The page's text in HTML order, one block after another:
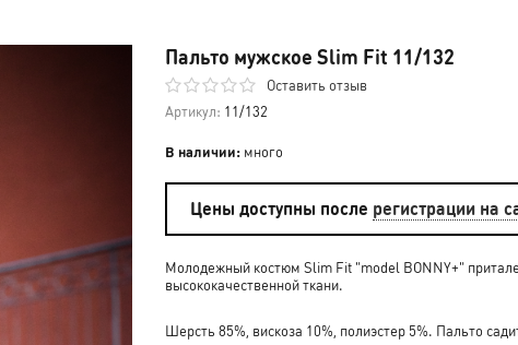
Пальто мужское Slim Fit 11/132
Оставить отзыв
Артикул: 11/132
В наличии: много
Цены доступны после регистрации на
Молодежный костюм Slim Fit "model BONNY+"
высококачественной ткани.
Шерсть 85%, вискоза 10%, полиэстер 5%. Пальто